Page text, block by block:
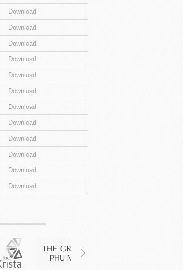
Download
Download
Download
Download
Download
Download
Download
Download
Download
Download
Download
Download